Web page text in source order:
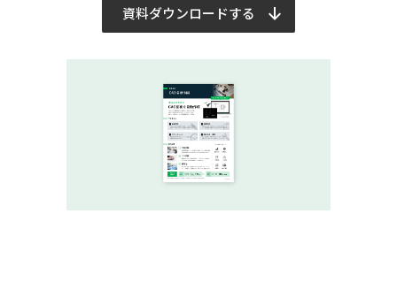
資料ダウンロードする